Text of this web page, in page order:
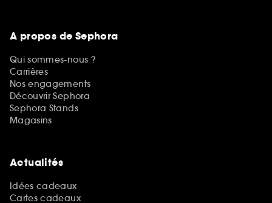
A propos de Sephora
Qui sommes-nous ?
Carrières
Nos engagements
Découvrir Sephora
Sephora Stands
Magasins
Actualités
Idées cadeaux
Cartes cadeaux